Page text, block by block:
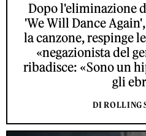
Dopo l'eliminazione
'We Will Dance
la canzone, respinge
«negazionista del
ribadisce: «Sono un
gli
DI ROLLING